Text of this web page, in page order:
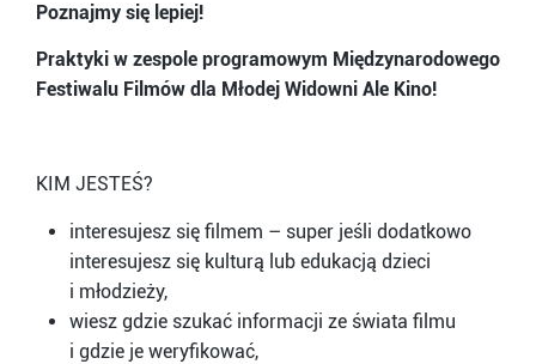
Poznajmy się lepiej!
Praktyki w zespole programowym Międzynarodowego
Festiwalu Filmów dla Młodej Widowni Ale Kino!
KIM JESTEŚ?
interesujesz się filmem – super jeśli dodatkowo
interesujesz się kulturą lub edukacją dzieci
i młodzieży,
wiesz gdzie szukać informacji ze świata filmu
i gdzie je weryfikować,